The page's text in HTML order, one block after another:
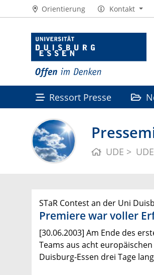
Orientierung Kontakt
Ressort Presse
UDE
STaR Contest an der Uni
Premiere war voller
[30.06.2003] Am Ende des
Teams aus acht
Duisburg-Essen drei Tage